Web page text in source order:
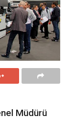
Müdürü